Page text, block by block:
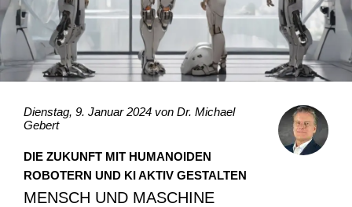
Dienstag, 9. Januar 2024 von Dr. Michael
Gebert
DIE ZUKUNFT MIT HUMANOIDEN
ROBOTERN UND KI AKTIV GESTALTEN
MENSCH UND MASCHINE